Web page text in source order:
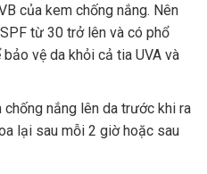
của kem chống nắng. Nên
từ 30 trở lên và có phổ
vệ da khỏi cả tia UVA và
chống nắng lên da trước khi ra
lại sau mỗi 2 giờ hoặc sau